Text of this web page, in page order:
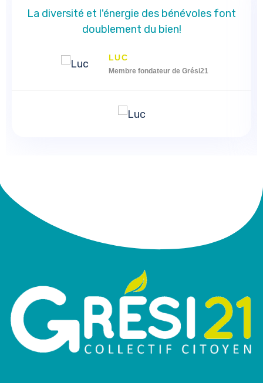
La diversité et l'énergie des bénévoles font
doublement du bien!
LUC
Membre fondateur de Grési21